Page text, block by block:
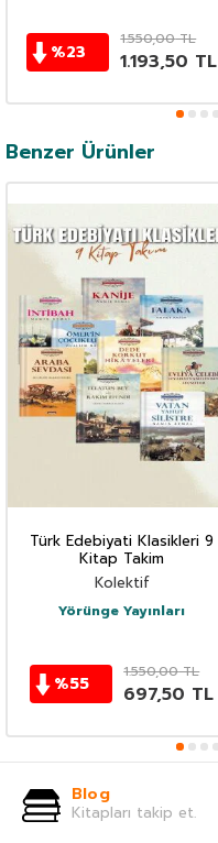
%23
1.550,00TL
1.193,50 TL
Benzer Ürünler
Türk Edebiyati Klasikleri 9
Kitap Takim
Kolektif
Yörünge Yayınları
%55
1.550,00TL
697,50 TL
Blog
Kitapları takip et.